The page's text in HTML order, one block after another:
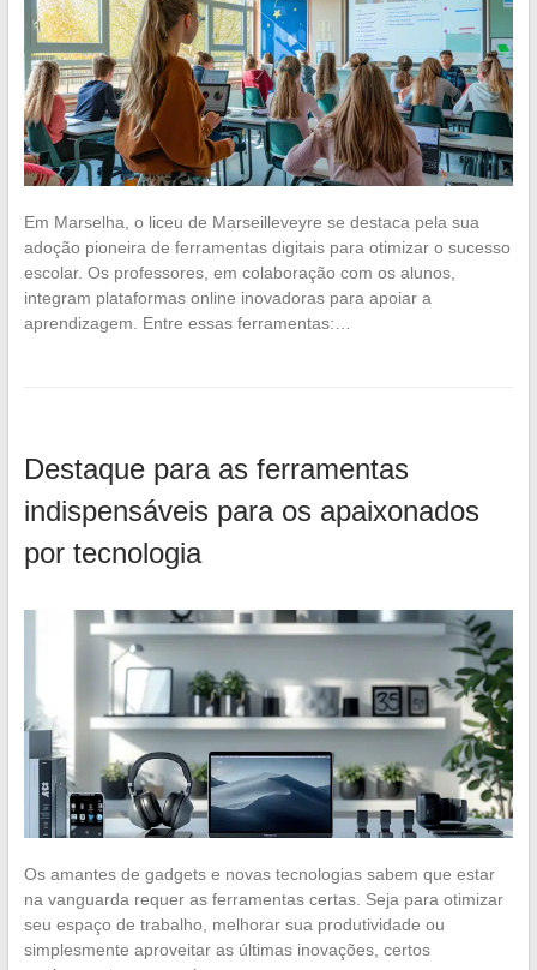
Em Marselha, o liceu de Marseilleveyre se destaca pela sua
adoção pioneira de ferramentas digitais para otimizar o sucesso
escolar. Os professores, em colaboração com os alunos,
integram plataformas online inovadoras para apoiar a
aprendizagem. Entre essas ferramentas:…
Destaque para as ferramentas
indispensáveis para os apaixonados
por tecnologia
Os amantes de gadgets e novas tecnologias sabem que estar
na vanguarda requer as ferramentas certas. Seja para otimizar
seu espaço de trabalho, melhorar sua produtividade ou
simplesmente aproveitar as últimas inovações, certos